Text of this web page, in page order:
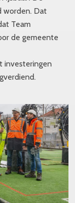
worden. Dat
Team
de gemeente
investeringen